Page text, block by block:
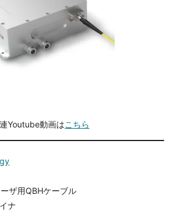
Youtube動画はこちら
ザ用QBHケーブル
ナ